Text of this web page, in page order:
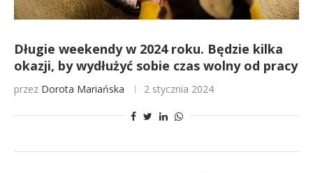
Długie weekendy w 2024 roku. Będzie kilka
okazji, by wydłużyć sobie czas wolny od pracy
przez Dorota Mariańska 2 stycznia 2024